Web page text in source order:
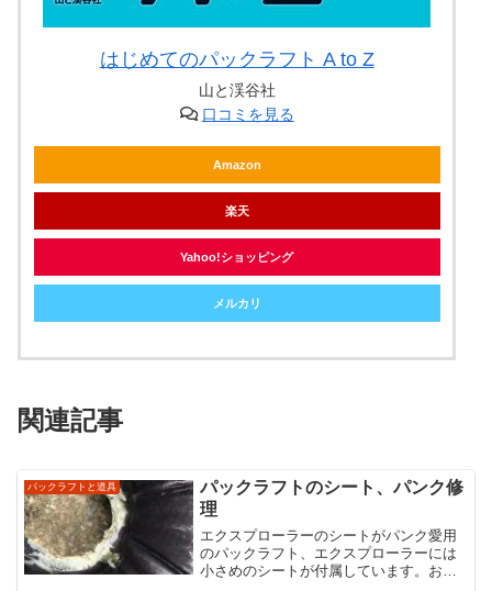
はじめてのパックラフト A to Z
山と渓谷社
口コミを見る
Amazon
楽天
Yahoo!ショッピング
メルカリ
関連記事
パックラフトと道具
パックラフトのシート、パンク修
理
エクスプローラーのシートがパンク愛用
のパックラフト、エクスプローラーには
小さめのシートが付属しています。お尻